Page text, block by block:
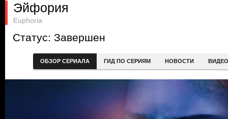
Эйфория
Euphoria
Статус: Завершен
ОБЗОР СЕРИАЛА ГИД ПО СЕРИЯМ НОВОСТИ ВИДЕО